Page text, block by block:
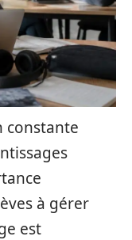
constante
à gérer
est